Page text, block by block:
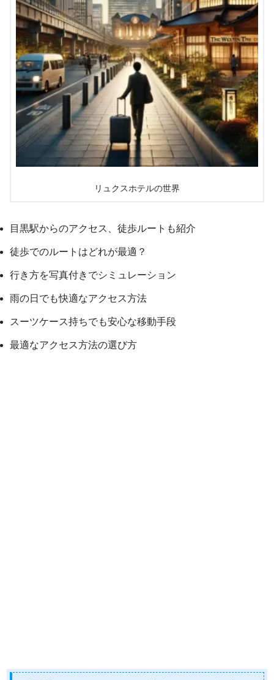
リュクスホテルの世界
目黒駅からのアクセス、徒歩ルートも紹介
徒歩でのルートはどれが最適？
行き方を写真付きでシミュレーション
雨の日でも快適なアクセス方法
スーツケース持ちでも安心な移動手段
最適なアクセス方法の選び方